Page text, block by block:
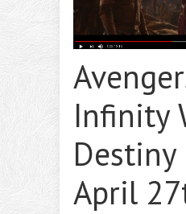
Infinity
April